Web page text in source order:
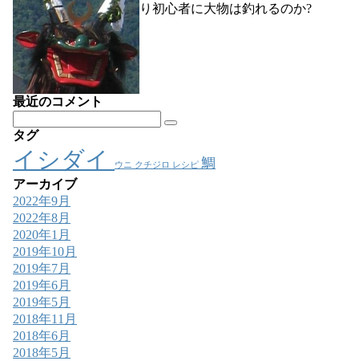
り初心者に大物は釣れるのか?
最近のコメント
タグ
イシダイ ウニ クチジロ レシピ 鯛
アーカイブ
2022年9月
2022年8月
2020年1月
2019年10月
2019年7月
2019年6月
2019年5月
2018年11月
2018年6月
2018年5月